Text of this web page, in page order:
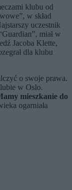
klubu od
w skład
uczestnik
miał w
Jacoba Klette,
dla klubu
o swoje prawa.
w Oslo.
mieszkanie do
ogarniała